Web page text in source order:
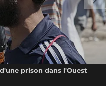
prison dans l'Ouest